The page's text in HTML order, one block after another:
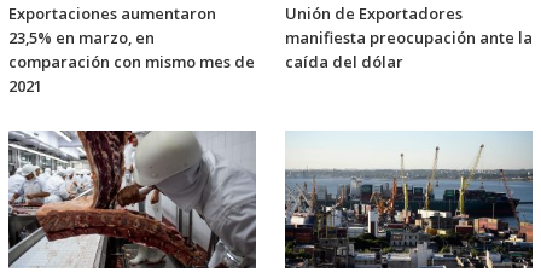
Exportaciones aumentaron
23,5% en marzo, en
comparación con mismo mes de
2021
Unión de Exportadores
manifiesta preocupación ante la
caída del dólar